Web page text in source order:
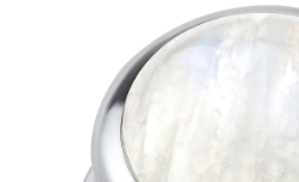
SETY ŠPERKOV